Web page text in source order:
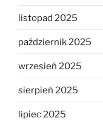
listopad 2025
październik 2025
wrzesień 2025
sierpień 2025
lipiec 2025